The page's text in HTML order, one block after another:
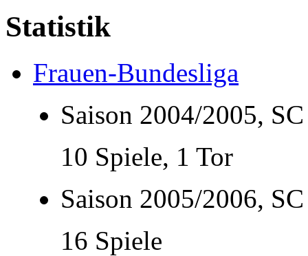
Statistik
Frauen-Bundesliga
Saison 2004/2005,
10 Spiele, 1 Tor
Saison 2005/2006,
16 Spiele